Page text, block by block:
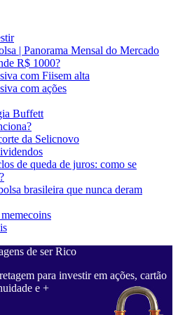
| Panorama Mensal do Mercado
R$ 1000?
com Fiisem alta
com ações
Buffett
da Selicnovo
de queda de juros: como se
brasileira que nunca deram
de ser Rico
para investir em ações, cartão
e +